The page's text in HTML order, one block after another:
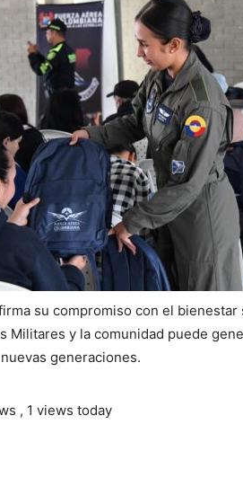
su compromiso con el
Militares y la comunidad puede
generaciones.
, 1 views today